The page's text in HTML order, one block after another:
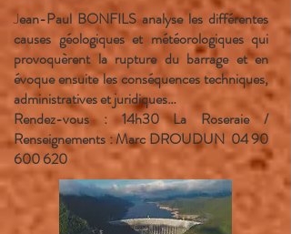
Jean-Paul BONFILS analyse les différentes
causes géologiques et météorologiques qui
provoquèrent la rupture du barrage et en
évoque ensuite les conséquences techniques,
administratives et juridiques…
Rendez-vous : 14h30 La Roseraie /
Renseignements : Marc DROUDUN 04 90
600 620